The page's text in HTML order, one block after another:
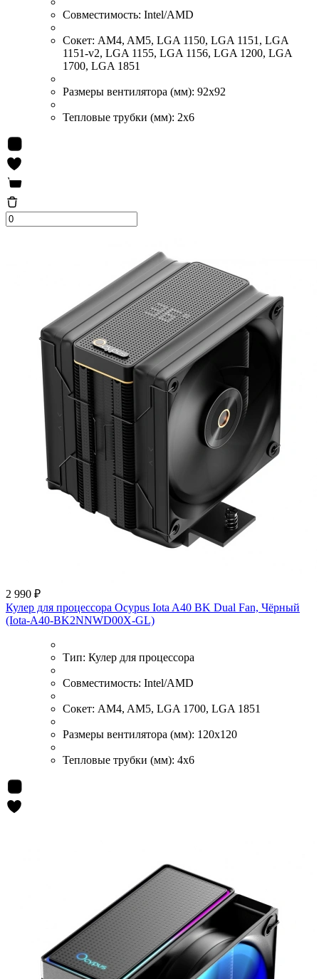
Совместимость: Intel/AMD
Сокет: AM4, AM5, LGA 1150, LGA 1151, LGA
1151-v2, LGA 1155, LGA 1156, LGA 1200, LGA
1700, LGA 1851
Размеры вентилятора (мм): 92x92
Тепловые трубки (мм): 2x6
2 990 ₽
Кулер для процессора Ocypus Iota A40 BK Dual Fan, Чёрный
(Iota-A40-BK2NNWD00X-GL)
Тип: Кулер для процессора
Совместимость: Intel/AMD
Сокет: AM4, AM5, LGA 1700, LGA 1851
Размеры вентилятора (мм): 120x120
Тепловые трубки (мм): 4x6